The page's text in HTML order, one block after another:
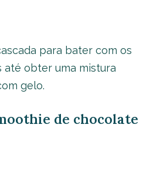
para bater com os
obter uma mistura
gelo.
de chocolate